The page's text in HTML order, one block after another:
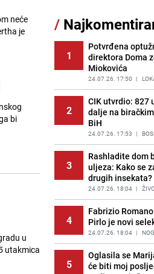
neće
je
bi
u
utakmica
11
oduzeo zastavu
sankcionisao
Novog
PRIJE 2 DANA |
12
Kao iz
čokolade i
jednostavan
PRIJE 2 DANA |
13
Tajna
ajvara: Stari
bogat okus
PRIJE 2 DANA |
14
Tuga potresla
Preminula Lejla
sugrađani u
PRIJE 2 DANA |
15
Borba trajala
'grdosiju' od
braća izvukla iz
/
1
Potvrđena
direktora Doma
Miokovića
24.07.26. 17:50 |
2
CIK utvrdio: 827
dalje na
BiH
24.07.26. 17:53 |
3
Rashladite dom
uljeza: Kako se
drugih insekata?
24.07.26. 18:04 |
4
Fabrizio
Pirlo je novi
24.07.26. 18:04 |
5
Oglasila se
će biti moj